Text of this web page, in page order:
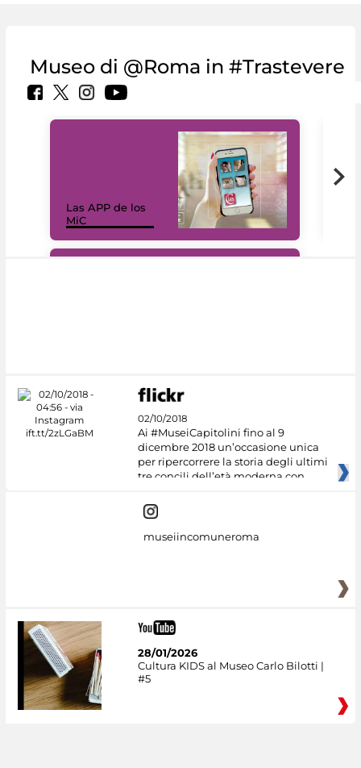
Museo di @Roma in #Trastevere
Las APP de los
MiC
02/10/2018
Ai #MuseiCapitolini fino al 9
dicembre 2018 un’occasione unica
per ripercorrere la storia degli ultimi
tre concili dell’età moderna con
museiincomuneroma
28/01/2026
Cultura KIDS al Museo Carlo Bilotti |
#5